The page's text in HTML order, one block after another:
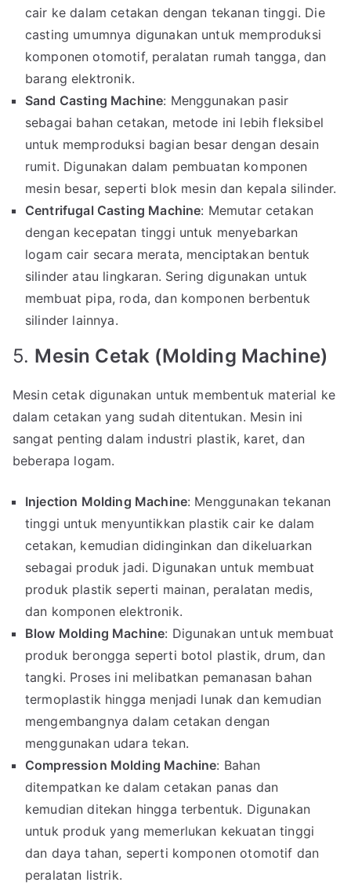
cair ke dalam cetakan dengan tekanan tinggi. Die
casting umumnya digunakan untuk memproduksi
komponen otomotif, peralatan rumah tangga, dan
barang elektronik.
Sand Casting Machine: Menggunakan pasir
sebagai bahan cetakan, metode ini lebih fleksibel
untuk memproduksi bagian besar dengan desain
rumit. Digunakan dalam pembuatan komponen
mesin besar, seperti blok mesin dan kepala silinder.
Centrifugal Casting Machine: Memutar cetakan
dengan kecepatan tinggi untuk menyebarkan
logam cair secara merata, menciptakan bentuk
silinder atau lingkaran. Sering digunakan untuk
membuat pipa, roda, dan komponen berbentuk
silinder lainnya.
5. Mesin Cetak (Molding Machine)
Mesin cetak digunakan untuk membentuk material ke
dalam cetakan yang sudah ditentukan. Mesin ini
sangat penting dalam industri plastik, karet, dan
beberapa logam.
Injection Molding Machine: Menggunakan tekanan
tinggi untuk menyuntikkan plastik cair ke dalam
cetakan, kemudian didinginkan dan dikeluarkan
sebagai produk jadi. Digunakan untuk membuat
produk plastik seperti mainan, peralatan medis,
dan komponen elektronik.
Blow Molding Machine: Digunakan untuk membuat
produk berongga seperti botol plastik, drum, dan
tangki. Proses ini melibatkan pemanasan bahan
termoplastik hingga menjadi lunak dan kemudian
mengembangnya dalam cetakan dengan
menggunakan udara tekan.
Compression Molding Machine: Bahan
ditempatkan ke dalam cetakan panas dan
kemudian ditekan hingga terbentuk. Digunakan
untuk produk yang memerlukan kekuatan tinggi
dan daya tahan, seperti komponen otomotif dan
peralatan listrik.